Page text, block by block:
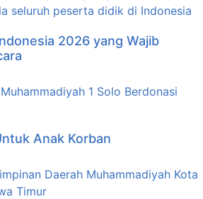
2026 yang Wajib
Anak Korban